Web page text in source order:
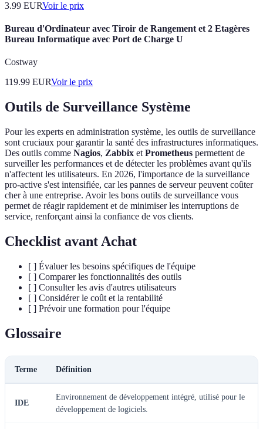
3.99 EURVoir le prix
Bureau d'Ordinateur avec Tiroir de Rangement et 2 Etagères
Bureau Informatique avec Port de Charge U
Costway
119.99 EURVoir le prix
Outils de Surveillance Système
Pour les experts en administration système, les outils de surveillance
sont cruciaux pour garantir la santé des infrastructures informatiques.
Des outils comme Nagios, Zabbix et Prometheus permettent de
surveiller les performances et de détecter les problèmes avant qu'ils
n'affectent les utilisateurs. En 2026, l'importance de la surveillance
pro-active s'est intensifiée, car les pannes de serveur peuvent coûter
cher à une entreprise. Avoir les bons outils de surveillance vous
permet de réagir rapidement et de minimiser les interruptions de
service, renforçant ainsi la confiance de vos clients.
Checklist avant Achat
[ ] Évaluer les besoins spécifiques de l'équipe
[ ] Comparer les fonctionnalités des outils
[ ] Consulter les avis d'autres utilisateurs
[ ] Considérer le coût et la rentabilité
[ ] Prévoir une formation pour l'équipe
Glossaire
Terme Définition
IDE
Environnement de développement intégré, utilisé pour le
développement de logiciels.